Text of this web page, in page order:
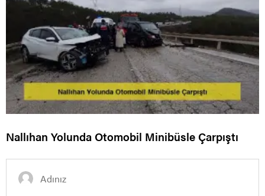
Nallıhan Yolunda Otomobil Minibüsle Çarpıştı